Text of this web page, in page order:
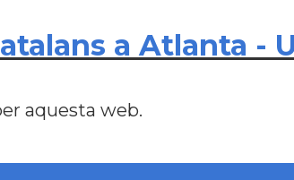
a Atlanta -
aquesta web.